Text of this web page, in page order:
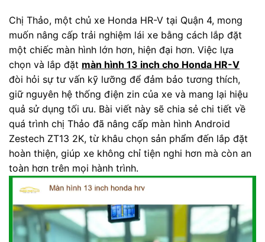
Chị Thảo, một chủ xe Honda HR-V tại Quận 4, mong
muốn nâng cấp trải nghiệm lái xe bằng cách lắp đặt
một chiếc màn hình lớn hơn, hiện đại hơn. Việc lựa
chọn và lắp đặt màn hình 13 inch cho Honda HR-V
đòi hỏi sự tư vấn kỹ lưỡng để đảm bảo tương thích,
giữ nguyên hệ thống điện zin của xe và mang lại hiệu
quả sử dụng tối ưu. Bài viết này sẽ chia sẻ chi tiết về
quá trình chị Thảo đã nâng cấp màn hình Android
Zestech ZT13 2K, từ khâu chọn sản phẩm đến lắp đặt
hoàn thiện, giúp xe không chỉ tiện nghi hơn mà còn an
toàn hơn trên mọi hành trình.